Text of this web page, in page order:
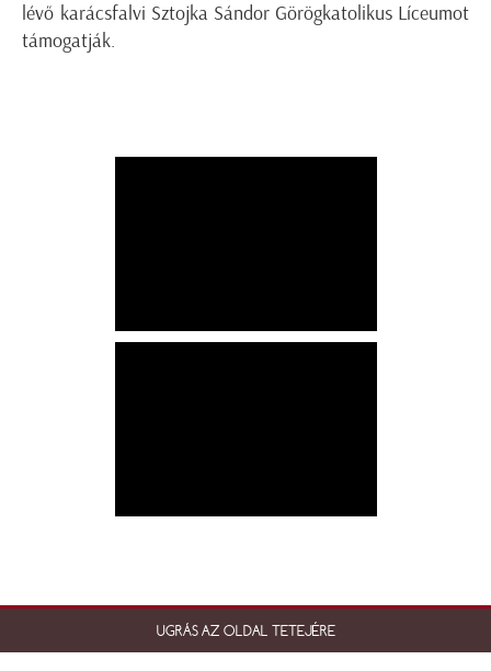
lévő karácsfalvi Sztojka Sándor Görögkatolikus Líceumot
támogatják.
UGRÁS AZ OLDAL TETEJÉRE